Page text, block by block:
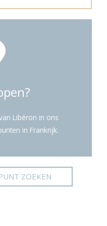
Libéron in ons
in Frankrijk.
ZOEKEN